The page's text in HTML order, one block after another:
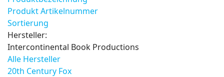
Produkt Artikelnummer
Sortierung
Hersteller:
Intercontinental Book Productions
Alle Hersteller
20th Century Fox